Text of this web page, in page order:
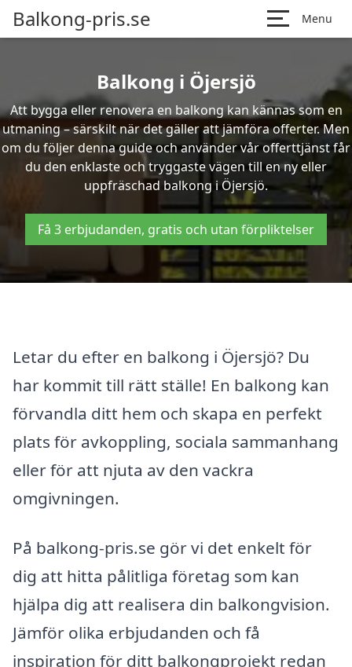
Balkong-pris.se Menu
Balkong i Öjersjö
Att bygga eller renovera en balkong kan kännas som en
utmaning – särskilt när det gäller att jämföra offerter. Men
om du följer denna guide och använder vår offerttjänst får
du den enklaste och tryggaste vägen till en ny eller
uppfräschad balkong i Öjersjö.
Få 3 erbjudanden, gratis och utan förpliktelser
Letar du efter en balkong i Öjersjö? Du
har kommit till rätt ställe! En balkong kan
förvandla ditt hem och skapa en perfekt
plats för avkoppling, sociala sammanhang
eller för att njuta av den vackra
omgivningen.
På balkong-pris.se gör vi det enkelt för
dig att hitta pålitliga företag som kan
hjälpa dig att realisera din balkongvision.
Jämför olika erbjudanden och få
inspiration för ditt balkongprojekt redan